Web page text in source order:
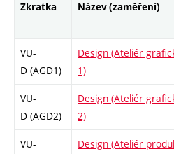
Zkratka Název (zaměření)
VU-
D (AGD1)
Design (Ateliér
1)
VU-
D (AGD2)
Design (Ateliér
2)
VU-
Design (Ateliér